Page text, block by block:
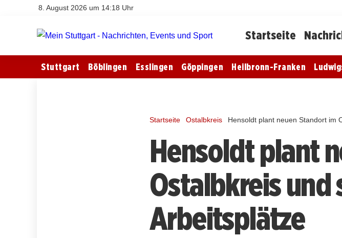
8. August 2026 um 14:18 Uhr
Startseite
Stuttgart Böblingen Esslingen Göppingen Heilbronn-Franken
Startseite Ostalbkreis Hensoldt plant neuen Standort im
Hensoldt plant
Ostalbkreis
Arbeitsplätze